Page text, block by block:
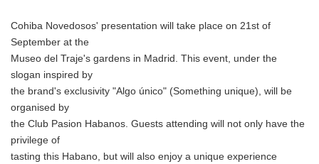
Cohiba Novedosos' presentation will take place on 21st of
September at the
Museo del Traje's gardens in Madrid. This event, under the
slogan inspired by
the brand's exclusivity "Algo único" (Something unique), will be
organised by
the Club Pasion Habanos. Guests attending will not only have the
privilege of
tasting this Habano, but will also enjoy a unique experience